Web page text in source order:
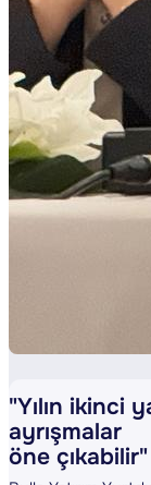
"Yılın ikinci
ayrışmalar
öne çıkabilir"